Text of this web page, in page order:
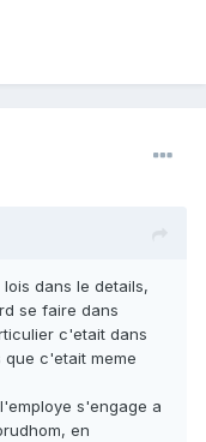
dans le details,
se faire dans
c'etait dans
c'etait meme
s'engage a
en